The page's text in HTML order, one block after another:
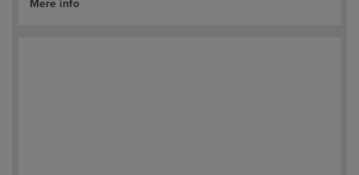
Mere info